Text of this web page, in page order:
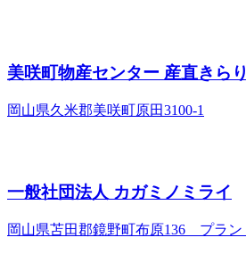
美咲町物産センター 産直きらり
岡山県久米郡美咲町原田3100-1
一般社団法人 カガミノミライ
岡山県苫田郡鏡野町布原136 プラン